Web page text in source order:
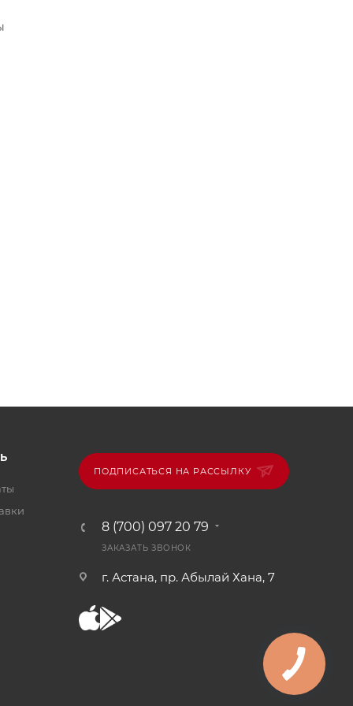
ПОДПИСАТЬСЯ НА РАССЫЛКУ
8 (700) 097 20 79
ЗАКАЗАТЬ ЗВОНОК
г. Астана, пр. Абылай Хана, 7